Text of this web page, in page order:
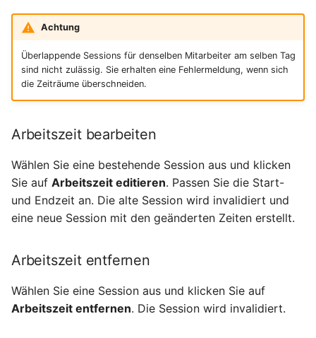
Achtung
Überlappende Sessions für denselben Mitarbeiter am selben Tag
sind nicht zulässig. Sie erhalten eine Fehlermeldung, wenn sich
die Zeiträume überschneiden.
Arbeitszeit bearbeiten
Wählen Sie eine bestehende Session aus und klicken
Sie auf Arbeitszeit editieren. Passen Sie die Start-
und Endzeit an. Die alte Session wird invalidiert und
eine neue Session mit den geänderten Zeiten erstellt.
Arbeitszeit entfernen
Wählen Sie eine Session aus und klicken Sie auf
Arbeitszeit entfernen. Die Session wird invalidiert.